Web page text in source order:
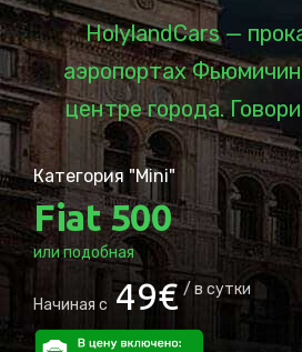
HolylandCars —
аэропортах
центре города.
Категория "Mini"
FiatPanda
или подобная
Начиная с 52€ в сутки